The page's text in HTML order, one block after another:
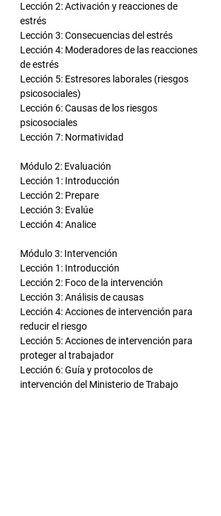
Lección 2: Activación y reacciones de
estrés
Lección 3: Consecuencias del estrés
Lección 4: Moderadores de las reacciones
de estrés
Lección 5: Estresores laborales (riesgos
psicosociales)
Lección 6: Causas de los riesgos
psicosociales
Lección 7: Normatividad
Módulo 2: Evaluación
Lección 1: Introducción
Lección 2: Prepare
Lección 3: Evalúe
Lección 4: Analice
Módulo 3: Intervención
Lección 1: Introducción
Lección 2: Foco de la intervención
Lección 3: Análisis de causas
Lección 4: Acciones de intervención para
reducir el riesgo
Lección 5: Acciones de intervención para
proteger al trabajador
Lección 6: Guía y protocolos de
intervención del Ministerio de Trabajo